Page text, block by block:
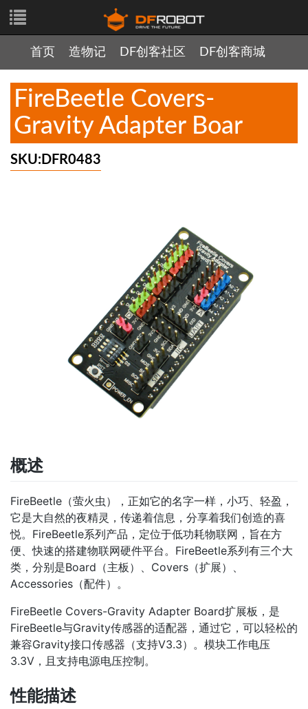
首页 造物记 DF创客社区 DF创客商城
FireBeetle Covers-
Gravity Adapter Boar
SKU:DFR0483
概述
FireBeetle（萤火虫），正如它的名字一样，小巧、轻盈，
它是大自然的夜精灵，传递着信息，分享着我们创造的喜
悦。FireBeetle系列产品，定位于低功耗物联网，旨在方
便、快速的搭建物联网硬件平台。FireBeetle系列有三个大
类，分别是Board（主板）、Covers（扩展）、
Accessories（配件）。
FireBeetle Covers-Gravity Adapter Board扩展板，是
FireBeetle与Gravity传感器的适配器，通过它，可以轻松的
兼容Gravity接口传感器（支持V3.3）。模块工作电压
3.3V，且支持电源电压控制。
性能描述